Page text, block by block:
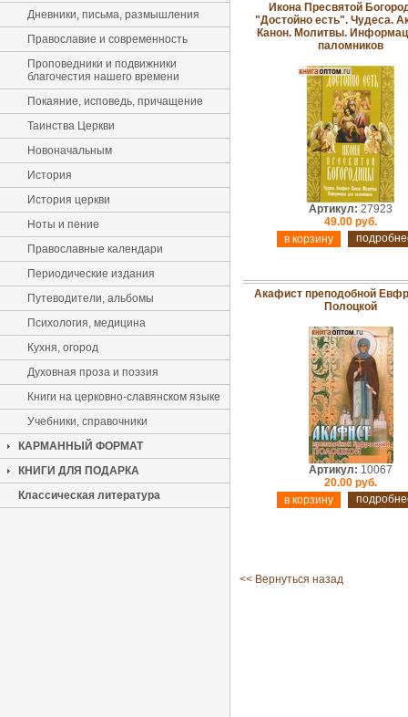
Дневники, письма, размышления
Православие и современность
Проповедники и подвижники
благочестия нашего времени
Покаяние, исповедь, причащение
Таинства Церкви
Новоначальным
История
История церкви
Ноты и пение
Православные календари
Периодические издания
Путеводители, альбомы
Психология, медицина
Кухня, огород
Духовная проза и поэзия
Книги на церковно-славянском языке
Учебники, справочники
КАРМАННЫЙ ФОРМАТ
КНИГИ ДЛЯ ПОДАРКА
Классическая литература
Икона Пресвятой
"Достойно есть". Чудеса.
Канон. Молитвы.
паломников
Артикул: 27923
49.00 руб.
Акафист преподобной
Полоцкой
Артикул: 10067
20.00 руб.
<< Вернуться назад